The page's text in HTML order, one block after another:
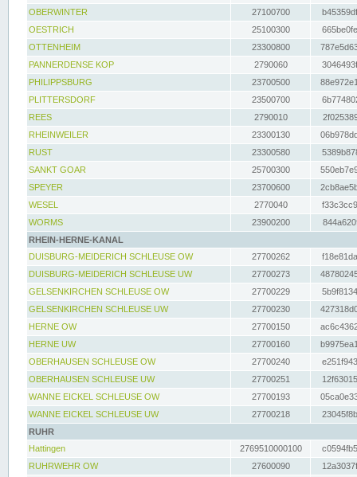
OBERWINTER
27100700
OESTRICH
25100300
OTTENHEIM
23300800
PANNERDENSE KOP
2790060
PHILIPPSBURG
23700500
PLITTERSDORF
23500700
REES
2790010
RHEINWEILER
23300130
RUST
23300580
SANKT GOAR
25700300
SPEYER
23700600
WESEL
2770040
WORMS
23900200
RHEIN-HERNE-KANAL
DUISBURG-MEIDERICH SCHLEUSE OW
27700262
DUISBURG-MEIDERICH SCHLEUSE UW
27700273
GELSENKIRCHEN SCHLEUSE OW
27700229
GELSENKIRCHEN SCHLEUSE UW
27700230
HERNE OW
27700150
HERNE UW
27700160
OBERHAUSEN SCHLEUSE OW
27700240
OBERHAUSEN SCHLEUSE UW
27700251
WANNE EICKEL SCHLEUSE OW
27700193
WANNE EICKEL SCHLEUSE UW
27700218
RUHR
Hattingen
2769510000100
RUHRWEHR OW
27600090